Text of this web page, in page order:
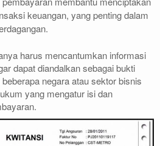
keuangan, yang penting dalam
harus mencantumkan informasi
dapat diandalkan sebagai bukti
negara atau sektor bisnis
yang mengatur isi dan